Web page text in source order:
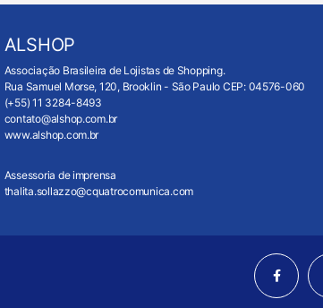
ALSHOP
Associação Brasileira de Lojistas de Shopping.
Rua Samuel Morse, 120, Brooklin - São Paulo CEP: 04576-060
(+55) 11 3284-8493
contato@alshop.com.br
www.alshop.com.br
Assessoria de imprensa
thalita.sollazzo@cquatrocomunica.com